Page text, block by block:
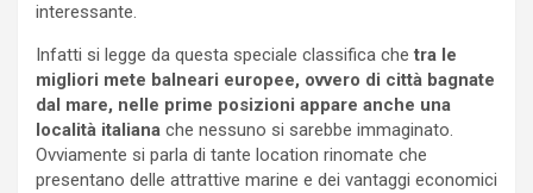
interessante.
Infatti si legge da questa speciale classifica chetra le
migliori mete balneari europee, ovvero di città bagnate
dal mare, nelle prime posizioni appare anche una
località italiana che nessuno si sarebbe immaginato.
Ovviamente si parla di tante location rinomate che
presentano delle attrattive marine e dei vantaggi economici